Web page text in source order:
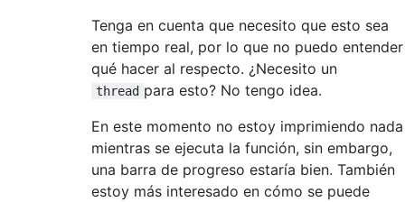
Tenga en cuenta que necesito que esto sea
en tiempo real, por lo que no puedo entender
qué hacer al respecto. ¿Necesito un
thread para esto? No tengo idea.
En este momento no estoy imprimiendo nada
mientras se ejecuta la función, sin embargo,
una barra de progreso estaría bien. También
estoy más interesado en cómo se puede